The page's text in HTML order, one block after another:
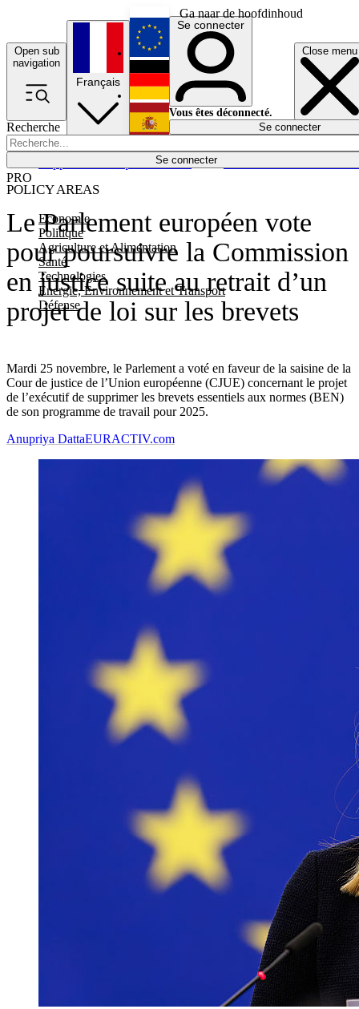
Ga naar de hoofdinhoud
Open sub
navigation
Close menu
Recherche
Se connecter
POLICY AREAS
Economie
Politique
Agriculture et Alimentation
Santé
Technologies
Energie, Environnement et Transport
Défense
Économie
Français
English
Deutsch
Español
Se connecter
Vous êtes déconnecté.
Se connecter
Le Parlement européen vote
pour poursuivre la Commission
en justice suite au retrait d’un
projet de loi sur les brevets
Mardi 25 novembre, le Parlement a voté en faveur de la saisine de la
Cour de justice de l’Union européenne (CJUE) concernant le projet
de l’exécutif de supprimer les brevets essentiels aux normes (BEN)
de son programme de travail pour 2025.
PRO
Anupriya DattaEURACTIV.com